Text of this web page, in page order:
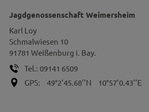
Jagdgenossenschaft Weimersheim
Karl Loy
Schmalwiesen 10
91781 Weißenburg i. Bay.
Tel.: 09141 6509
GPS:
49°2'45.68''N 10°57'0.43''E